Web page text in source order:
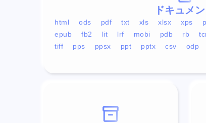
ドキュメ
html ods pdf txt xls xlsx xps
epub
fb2 lit lrf mobi pdb rb
tiff
pps ppsx ppt pptx csv odp